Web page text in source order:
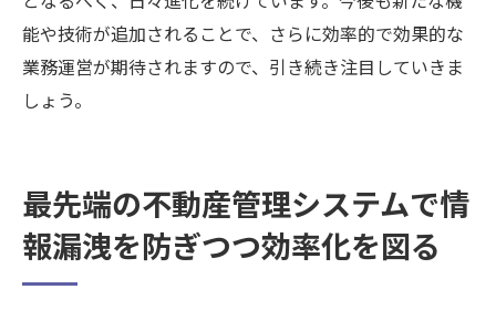
能や技術が追加されることで、さらに効率的で効果的な
業務運営が期待されますので、引き続き注目していきま
しょう。
最先端の不動産管理システムで情
報漏洩を防ぎつつ効率化を図る